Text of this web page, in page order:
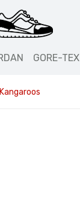
GORE-TEX
Kangaroos